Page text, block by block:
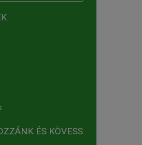
ÉS KÖVESS